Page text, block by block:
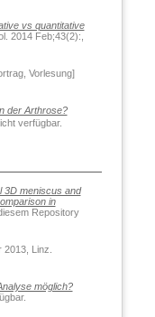
vs quantitative
2014 Feb;43(2):,
Vorlesung]
der Arthrose?
verfügbar.
3D meniscus and
in
Repository
Linz.
möglich?